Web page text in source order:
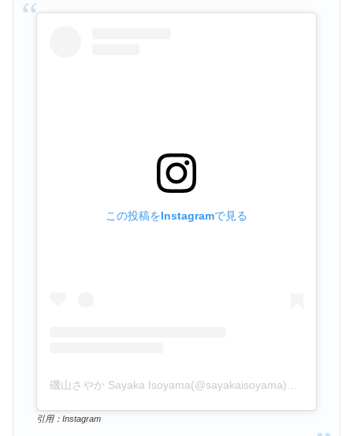
この投稿をInstagramで見る
磯山さやか Sayaka Isoyama(@sayakaisoyama)がシェアした投稿
引用：Instagram